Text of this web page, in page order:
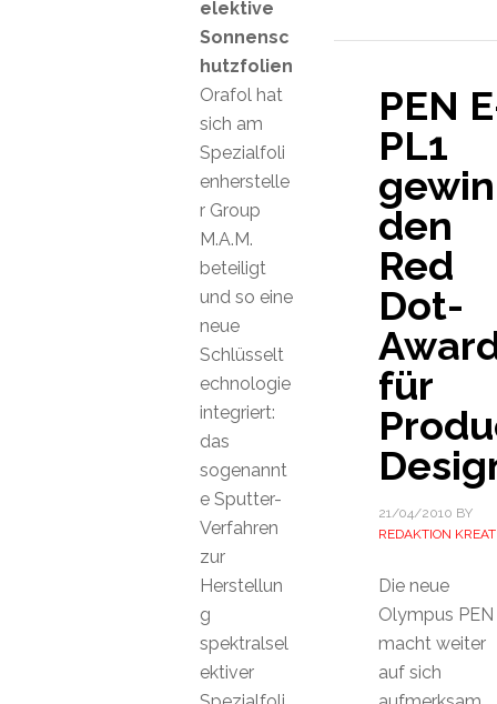
PEN
PL1
den
Red
Dot-
für
21/04/2010 BY
REDAKTION
Die neue
Olympus PEN
macht weiter
auf sich
elektive
Sonnensc
hutzfolien
Orafol hat
sich am
Spezialfoli
enherstelle
r Group
M.A.M.
beteiligt
und so eine
neue
Schlüsselt
echnologie
integriert:
das
sogenannt
e Sputter-
Verfahren
zur
Herstellun
g
spektralsel
ektiver